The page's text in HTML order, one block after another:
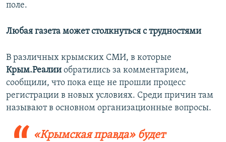
поле.
Любая газета может столкнуться с трудностями
В различных крымских СМИ, в которые
Крым.Реалии обратились за комментарием,
сообщили, что пока еще не прошли процесс
регистрации в новых условиях. Среди причин там
называют в основном организационные вопросы.
«Крымская правда» будет